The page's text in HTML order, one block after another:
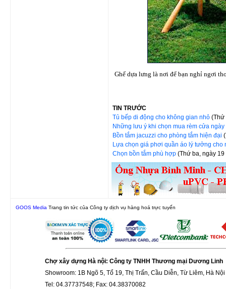
Ghế dựa lưng là nơi để bạn nghỉ ngơi
TIN TRƯỚC
Tủ bếp di động cho không gian nhỏ(Thứ
Những lưu ý khi chọn mua rèm cửa
Bồn tắm jacuzzi cho phòng tắm hiện đại
Lựa chọn giá phơi quần áo lý tưởng cho
Chọn bồn tắm phù hợp(Thứ ba, ngày
GOOS Media Trang tin tức của Công ty dịch vụ hàng hoá trực tuyến
Chợ xây dựng Hà nội: Công ty TNHH Thương mại Dương Linh
Showroom: 1B Ngõ 5, Tổ 19, Thị Trấn, Cầu Diễn, Từ Liêm, Hà Nội
Tel: 04.37737548; Fax: 04.38370082